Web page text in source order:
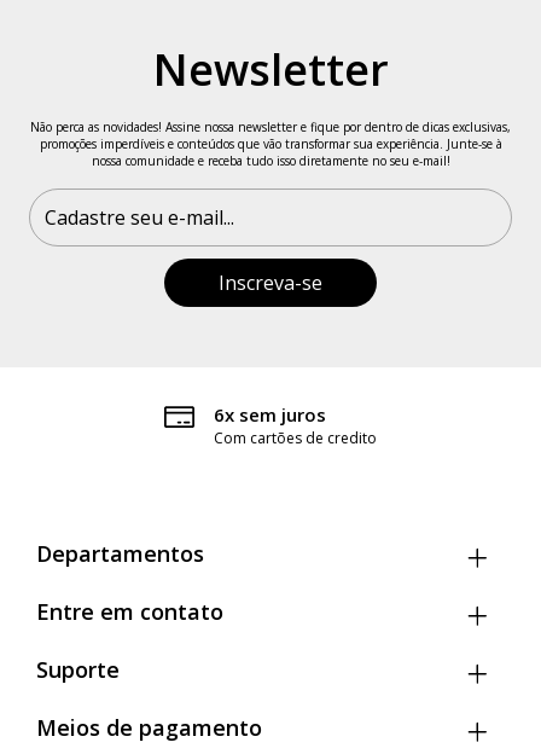
Altura: 1,66 m
Busto: 89 cm
Cintura: 67 cm
Quadril: 104 cm
Newsletter
Não perca as novidades! Assine nossa newsletter e fique por dentro de dicas exclusivas,
promoções imperdíveis e conteúdos que vão transformar sua experiência. Junte-se à
nossa comunidade e receba tudo isso diretamente no seu e-mail!
6x sem juros
Com cartões de credito
Departamentos
Entre em contato
Suporte
Meios de pagamento